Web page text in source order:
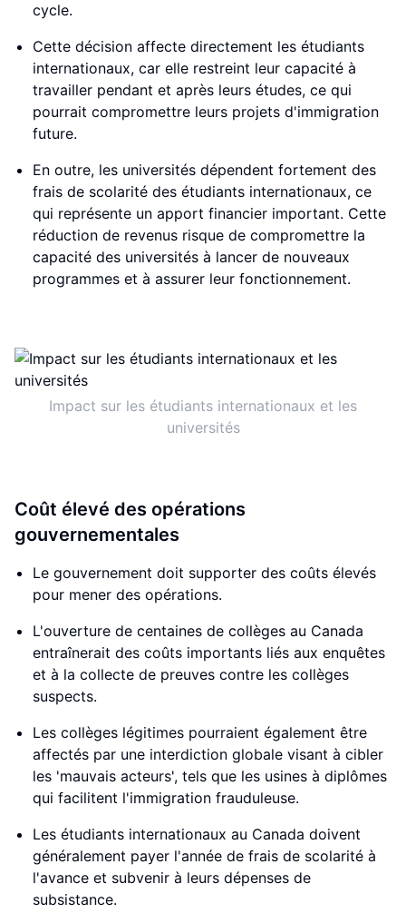
cycle.
Cette décision affecte directement les étudiants
internationaux, car elle restreint leur capacité à
travailler pendant et après leurs études, ce qui
pourrait compromettre leurs projets d'immigration
future.
En outre, les universités dépendent fortement des
frais de scolarité des étudiants internationaux, ce
qui représente un apport financier important. Cette
réduction de revenus risque de compromettre la
capacité des universités à lancer de nouveaux
programmes et à assurer leur fonctionnement.
Impact sur les étudiants internationaux et les
universités
Coût élevé des opérations
gouvernementales
Le gouvernement doit supporter des coûts élevés
pour mener des opérations.
L'ouverture de centaines de collèges au Canada
entraînerait des coûts importants liés aux enquêtes
et à la collecte de preuves contre les collèges
suspects.
Les collèges légitimes pourraient également être
affectés par une interdiction globale visant à cibler
les 'mauvais acteurs', tels que les usines à diplômes
qui facilitent l'immigration frauduleuse.
Les étudiants internationaux au Canada doivent
généralement payer l'année de frais de scolarité à
l'avance et subvenir à leurs dépenses de
subsistance.